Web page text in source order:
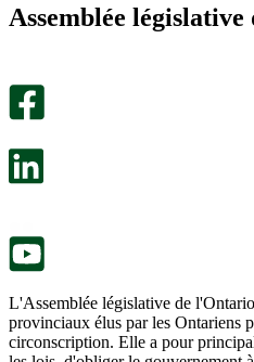
Assemblée
L'Assemblée législative de
provinciaux élus par les Ontariens
circonscription. Elle a pour